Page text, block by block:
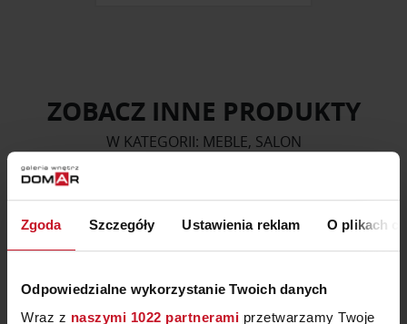
Zgoda Szczegóły Ustawienia reklam O plikach
Odpowiedzialne wykorzystanie Twoich danych
Wraz z naszymi 1022 partnerami przetwarzamy Twoje
ZOBACZ INNE PRODUKTY
W KATEGORII: MEBLE, SALON